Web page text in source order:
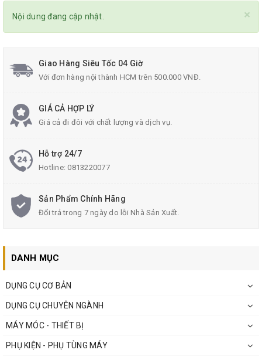
×
Nội dung đang cập nhật.
Giao Hàng Siêu Tốc 04 Giờ
Với đơn hàng nội thành HCM trên 500.000 VNĐ.
GIÁ CẢ HỢP LÝ
Giá cả đi đôi với chất lượng và dịch vụ.
Hỗ trợ 24/7
Hotline:0813220077
Sản Phẩm Chính Hãng
Đổi trả trong 7 ngày do lỗi Nhà Sản Xuất.
DANH MỤC
DỤNG CỤ CƠ BẢN
DỤNG CỤ CHUYÊN NGÀNH
MÁY MÓC - THIẾT BỊ
PHỤ KIỆN - PHỤ TÙNG MÁY